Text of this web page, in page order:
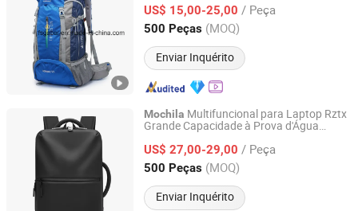
US$ 15,00-25,00 / Peça
500 Peças (MOQ)
Enviar Inquérito
Guangdong, China Desde 2016
Mochila Multifuncional para Laptop Rztx
Grande Capacidade à Prova d'Água
US$ 27,00-29,00 / Peça
500 Peças (MOQ)
Enviar Inquérito
Guangzhou Juli Leather Co., Ltd
Guangdong, China Desde 2025